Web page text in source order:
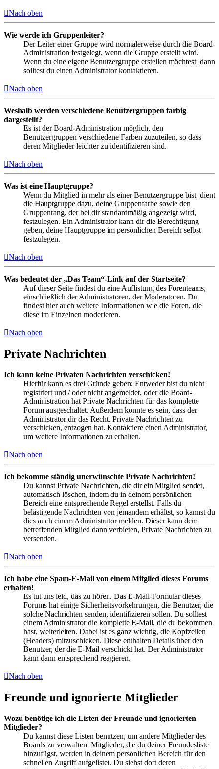
Nach oben
Wie werde ich Gruppenleiter?
Der Leiter einer Gruppe wird normalerweise durch die Board-
Administration festgelegt, wenn die Gruppe erstellt wird.
Wenn du eine eigene Benutzergruppe erstellen möchtest, dann
solltest du einen Administrator kontaktieren.
Nach oben
Weshalb werden verschiedene Benutzergruppen farbig
dargestellt?
Es ist der Board-Administration möglich, den
Benutzergruppen verschiedene Farben zuzuteilen, so dass
deren Mitglieder leichter zu identifizieren sind.
Nach oben
Was ist eine Hauptgruppe?
Wenn du Mitglied in mehr als einer Benutzergruppe bist, dient
die Hauptgruppe dazu, deine Gruppenfarbe sowie den
Gruppenrang, der bei dir standardmäßig angezeigt wird,
festzulegen. Ein Administrator kann dir die Berechtigung
geben, deine Hauptgruppe im persönlichen Bereich selbst
festzulegen.
Nach oben
Was bedeutet der „Das Team“-Link auf der Startseite?
Auf dieser Seite findest du eine Auflistung des Forenteams,
einschließlich der Administratoren, der Moderatoren. Du
findest hier auch weitere Informationen wie die Foren, die
diese im Einzelnen moderieren.
Nach oben
Private Nachrichten
Ich kann keine Privaten Nachrichten verschicken!
Hierfür kann es drei Gründe geben: Entweder bist du nicht
registriert und / oder nicht angemeldet, oder die Board-
Administration hat Private Nachrichten für das komplette
Forum ausgeschaltet. Außerdem könnte es sein, dass der
Administrator dir das Recht, Private Nachrichten zu
verschicken, entzogen hat. Kontaktiere einen Administrator,
um weitere Informationen zu erhalten.
Nach oben
Ich bekomme ständig unerwünschte Private Nachrichten!
Du kannst Private Nachrichten, die dir ein Mitglied sendet,
automatisch löschen, indem du in deinem persönlichen
Bereich eine entsprechende Regel erstellst. Falls du
belästigende Nachrichten von jemandem erhältst, so kannst du
dies auch einem Administrator melden. Dieser kann dem
betreffenden Mitglied dann verbieten, Private Nachrichten zu
versenden.
Nach oben
Ich habe eine Spam-E-Mail von einem Mitglied dieses Forums
erhalten!
Es tut uns leid, das zu hören. Das E-Mail-Formular dieses
Forums hat einige Sicherheitsvorkehrungen, die Benutzer, die
solche Nachrichten senden, identifizieren sollen. Du solltest
einem Administrator die komplette E-Mail, die du bekommen
hast, weiterleiten. Dabei ist es ganz wichtig, die Kopfzeilen
(Headers) mitzuschicken. Diese enthalten Details über den
Benutzer, der die E-Mail verschickt hat. Der Administrator
kann dann entsprechend reagieren.
Nach oben
Freunde und ignorierte Mitglieder
Wozu benötige ich die Listen der Freunde und ignorierten
Mitglieder?
Du kannst diese Listen benutzen, um andere Mitglieder des
Boards zu verwalten. Mitglieder, die du deiner Freundesliste
hinzufügst, werden in deinem persönlichen Bereich für den
schnellen Zugriff aufgelistet. Du siehst dort deren